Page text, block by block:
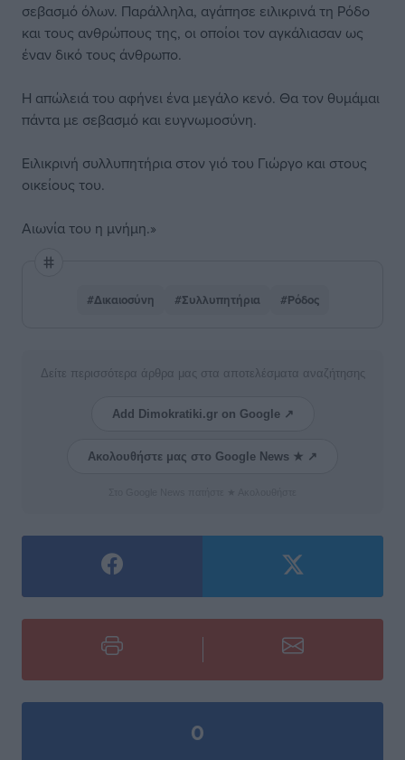
σεβασμό όλων. Παράλληλα, αγάπησε ειλικρινά τη Ρόδο
και τους ανθρώπους της, οι οποίοι τον αγκάλιασαν ως
έναν δικό τους άνθρωπο.
Η απώλειά του αφήνει ένα μεγάλο κενό. Θα τον θυμάμαι
πάντα με σεβασμό και ευγνωμοσύνη.
Ειλικρινή συλλυπητήρια στον γιό του Γιώργο και στους
οικείους του.
Αιωνία του η μνήμη.»
#Δικαιοσύνη #Συλλυπητήρια #Ρόδος
Δείτε περισσότερα άρθρα μας στα αποτελέσματα αναζήτησης
Add Dimokratiki.gr on Google ↗
Ακολουθήστε μας στο Google News ★ ↗
0